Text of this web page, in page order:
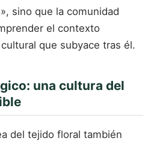
sino que la comunidad
el contexto
que subyace tras él.
una cultura del
del tejido floral también